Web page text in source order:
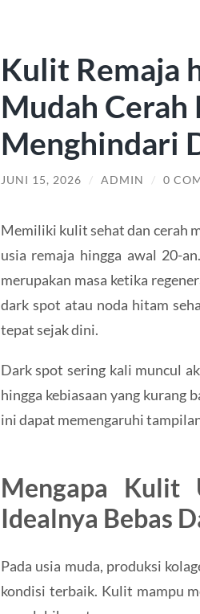
Kulit Remaja
Mudah Cerah
Menghindari
JUNI 15, 2026 / ADMIN / 0
Memiliki kulit sehat dan cerah
usia remaja hingga awal 20-
merupakan masa ketika
dark spot atau noda hitam
tepat sejak dini.
Dark spot sering kali muncul
hingga kebiasaan yang kurang
ini dapat memengaruhi
Mengapa Kulit
Idealnya Bebas
Pada usia muda, produksi
kondisi terbaik. Kulit mampu